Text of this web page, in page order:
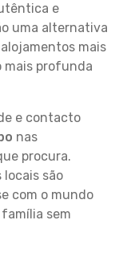
e
uma alternativa
mais
mais profunda
e contacto
nas
procura.
são
com o mundo
sem